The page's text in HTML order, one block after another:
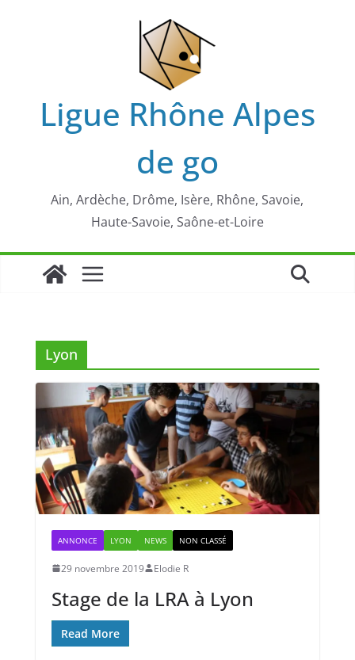
Ligue Rhône Alpes
de go
Ain, Ardèche, Drôme, Isère, Rhône, Savoie,
Haute-Savoie, Saône-et-Loire
Lyon
ANNONCE LYON NEWS NON CLASSÉ
29 novembre 2019 Elodie R
Stage de la LRA à Lyon
Read More